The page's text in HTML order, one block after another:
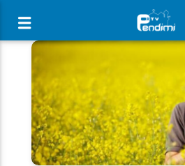
[There are no radio stations in the